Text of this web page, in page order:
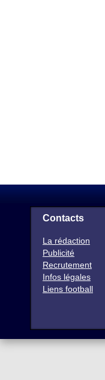
Contacts
La rédaction
Publicité
Recrutement
Infos légales
Liens football